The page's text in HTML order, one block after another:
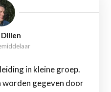
in kleine groep.
gegeven door